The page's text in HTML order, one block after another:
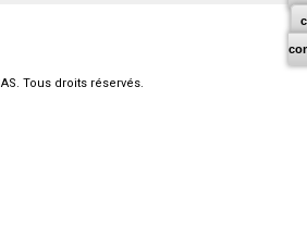
Tous droits réservés.